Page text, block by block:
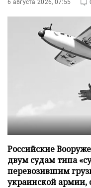
6 августа 2026, 07:55
Российские
двум судам типа
перевозившим
украинской